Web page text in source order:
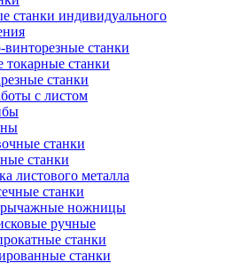
станки индивидуального
винторезные станки
токарные станки
станки
с листом
станки
станки
листового металла
станки
ножницы
ручные
станки
станки